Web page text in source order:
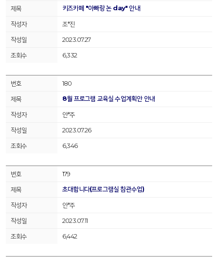
키즈카페 "아빠랑 논 day" 안내
조*진
2023.07.27
6,332
180
8월 프로그램 교육실 수업계획안 안내
안*주
2023.07.26
6,346
179
초대합니다(프로그램실 참관수업)
안*주
2023.07.11
6,442